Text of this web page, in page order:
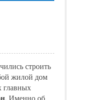
строить
жилой дом
главных
. Именно об